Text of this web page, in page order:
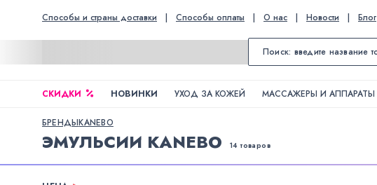
Способы и страны доставки | Способы оплаты | О нас | Новости | Блог
СКИДКИ НОВИНКИ УХОД ЗА КОЖЕЙ МАССАЖЕРЫ И АППАРАТЫ
БРЕНДЫKANEBO
ЭМУЛЬСИИ KANEBO 14 товаров